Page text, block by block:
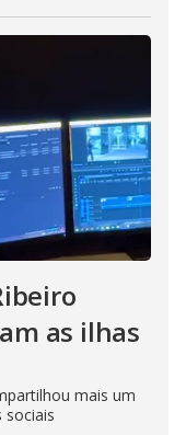
as ilhas
mais um
sociais